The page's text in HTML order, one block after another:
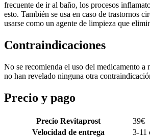
frecuente de ir al baño, los procesos
esto. También se usa en caso de trastornos
usarse como un agente de limpieza que
Contraindicaciones
No se recomienda el uso del medicamento a
no han revelado ninguna otra
Precio y pago
Precio Revitaprost 39€
Velocidad de entrega
3-11